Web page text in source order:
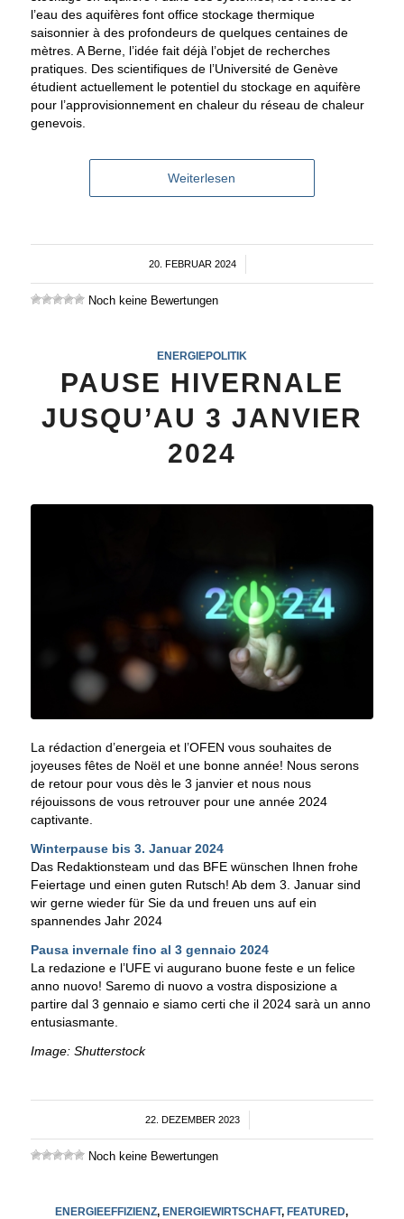
l’eau des aquifères font office stockage thermique
saisonnier à des profondeurs de quelques centaines de
mètres. A Berne, l’idée fait déjà l’objet de recherches
pratiques. Des scientifiques de l’Université de Genève
étudient actuellement le potentiel du stockage en aquifère
pour l’approvisionnement en chaleur du réseau de chaleur
genevois.
Weiterlesen
20. FEBRUAR 2024
/
Noch keine Bewertungen
ENERGIEPOLITIK
PAUSE HIVERNALE
JUSQU’AU 3 JANVIER
2024
La rédaction d’energeia et l’OFEN vous souhaites de
joyeuses fêtes de Noël et une bonne année! Nous serons
de retour pour vous dès le 3 janvier et nous nous
réjouissons de vous retrouver pour une année 2024
captivante.
Winterpause bis 3. Januar 2024
Das Redaktionsteam und das BFE wünschen Ihnen frohe
Feiertage und einen guten Rutsch! Ab dem 3. Januar sind
wir gerne wieder für Sie da und freuen uns auf ein
spannendes Jahr 2024
Pausa invernale fino al 3 gennaio 2024
La redazione e l’UFE vi augurano buone feste e un felice
anno nuovo! Saremo di nuovo a vostra disposizione a
partire dal 3 gennaio e siamo certi che il 2024 sarà un anno
entusiasmante.
Image: Shutterstock
22. DEZEMBER 2023
/
Noch keine Bewertungen
ENERGIEEFFIZIENZ,ENERGIEWIRTSCHAFT,FEATURED,